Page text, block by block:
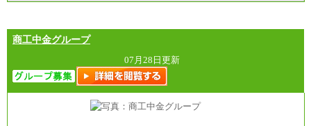
商工中金グループ
07月28日更新